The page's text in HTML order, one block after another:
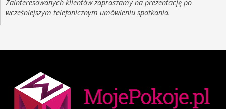
Zainteresowanych klientów zapraszamy na prezentację po
wcześniejszym telefonicznym umówieniu spotkania.